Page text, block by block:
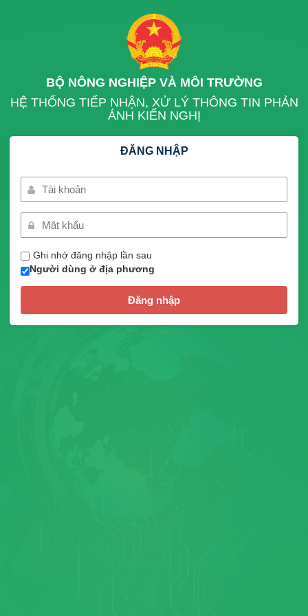
BỘ NÔNG NGHIỆP VÀ MÔI TRƯỜNG
HỆ THỐNG TIẾP NHẬN, XỬ LÝ THÔNG TIN PHẢN
ÁNH KIẾN NGHỊ
ĐĂNG NHẬP
Ghi nhớ đăng nhập lần sau
Người dùng ở địa phương